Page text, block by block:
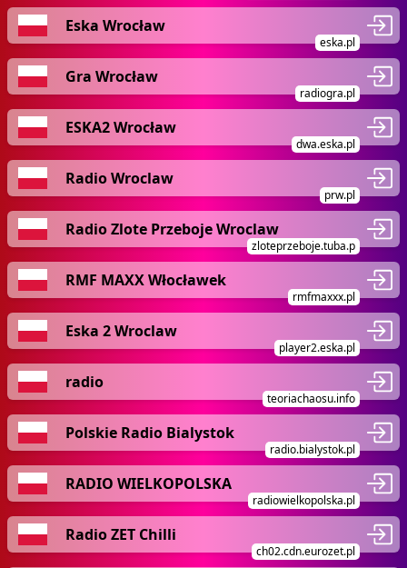
Eska Wrocław
eska.pl
Gra Wrocław
radiogra.pl
ESKA2 Wrocław
dwa.eska.pl
Radio Wroclaw
prw.pl
Radio Zlote Przeboje Wroclaw
zloteprzeboje.tuba.p
RMF MAXX Włocławek
rmfmaxxx.pl
Eska 2 Wroclaw
player2.eska.pl
radio
teoriachaosu.info
Polskie Radio Bialystok
radio.bialystok.pl
RADIO WIELKOPOLSKA
radiowielkopolska.pl
Radio ZET Chilli
ch02.cdn.eurozet.pl